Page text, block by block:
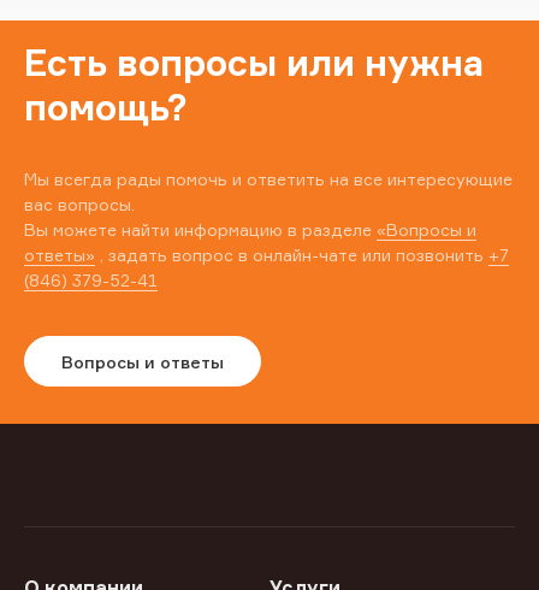
Есть вопросы или нужна
помощь?
Мы всегда рады помочь и ответить на все интересующие
вас вопросы.
Вы можете найти информацию в разделе «Вопросы и
ответы» , задать вопрос в онлайн-чате или позвонить +7
(846) 379-52-41
Вопросы и ответы